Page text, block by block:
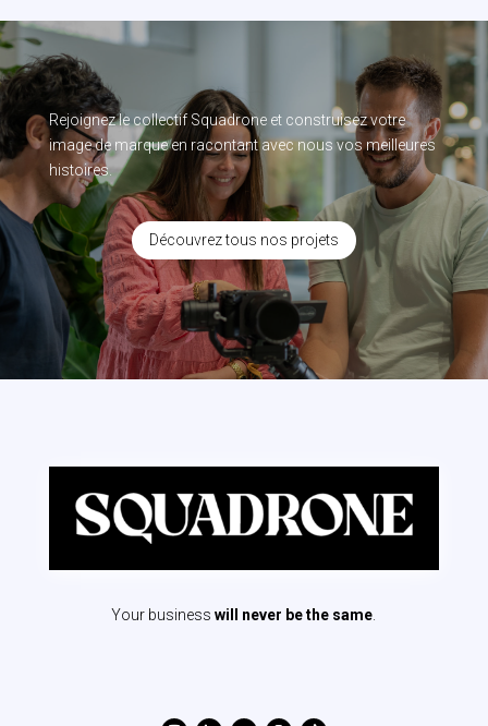
Rejoignez le collectif Squadrone et construisez votre
image de marque en racontant avec nous vos meilleures
histoires.
Découvrez tous nos projets
Your businesswill never be the same.